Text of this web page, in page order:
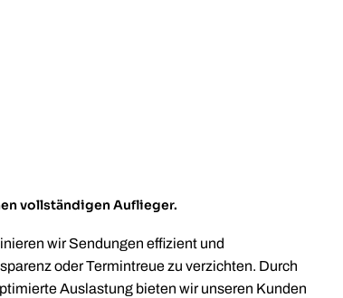
vollständigen Auflieger.
wir Sendungen effizient und
oder Termintreue zu verzichten. Durch
Auslastung bieten wir unseren Kunden